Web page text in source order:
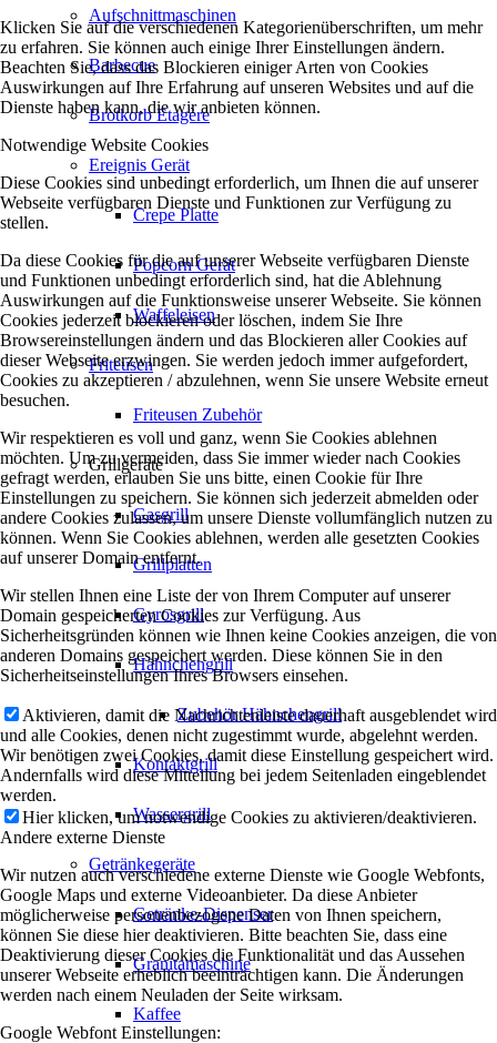
Aufschnittmaschinen
Barbecue
Brotkorb Etagère
Ereignis Gerät
Crepe Platte
Popcorn Gerät
Waffeleisen
Friteusen
Friteusen Zubehör
Grillgeräte
Gasgrill
Grillplatten
Gyrosgrill
Hähnchengrill
Zubehör Hähnchengrill
Kontaktgrill
Wassergrill
Getränkegeräte
Getränke-Dispenser
Granitamaschine
Kaffee
Klicken Sie auf die verschiedenen Kategorienüberschriften, um mehr
zu erfahren. Sie können auch einige Ihrer Einstellungen ändern.
Beachten Sie, dass das Blockieren einiger Arten von Cookies
Auswirkungen auf Ihre Erfahrung auf unseren Websites und auf die
Dienste haben kann, die wir anbieten können.
Notwendige Website Cookies
Diese Cookies sind unbedingt erforderlich, um Ihnen die auf unserer
Webseite verfügbaren Dienste und Funktionen zur Verfügung zu
stellen.
Da diese Cookies für die auf unserer Webseite verfügbaren Dienste
und Funktionen unbedingt erforderlich sind, hat die Ablehnung
Auswirkungen auf die Funktionsweise unserer Webseite. Sie können
Cookies jederzeit blockieren oder löschen, indem Sie Ihre
Browsereinstellungen ändern und das Blockieren aller Cookies auf
dieser Webseite erzwingen. Sie werden jedoch immer aufgefordert,
Cookies zu akzeptieren / abzulehnen, wenn Sie unsere Website erneut
besuchen.
Wir respektieren es voll und ganz, wenn Sie Cookies ablehnen
möchten. Um zu vermeiden, dass Sie immer wieder nach Cookies
gefragt werden, erlauben Sie uns bitte, einen Cookie für Ihre
Einstellungen zu speichern. Sie können sich jederzeit abmelden oder
andere Cookies zulassen, um unsere Dienste vollumfänglich nutzen zu
können. Wenn Sie Cookies ablehnen, werden alle gesetzten Cookies
auf unserer Domain entfernt.
Wir stellen Ihnen eine Liste der von Ihrem Computer auf unserer
Domain gespeicherten Cookies zur Verfügung. Aus
Sicherheitsgründen können wie Ihnen keine Cookies anzeigen, die von
anderen Domains gespeichert werden. Diese können Sie in den
Sicherheitseinstellungen Ihres Browsers einsehen.
Aktivieren, damit die Nachrichtenleiste dauerhaft ausgeblendet wird
und alle Cookies, denen nicht zugestimmt wurde, abgelehnt werden.
Wir benötigen zwei Cookies, damit diese Einstellung gespeichert wird.
Andernfalls wird diese Mitteilung bei jedem Seitenladen eingeblendet
werden.
Hier klicken, um notwendige Cookies zu aktivieren/deaktivieren.
Andere externe Dienste
Wir nutzen auch verschiedene externe Dienste wie Google Webfonts,
Google Maps und externe Videoanbieter. Da diese Anbieter
möglicherweise personenbezogene Daten von Ihnen speichern,
können Sie diese hier deaktivieren. Bitte beachten Sie, dass eine
Deaktivierung dieser Cookies die Funktionalität und das Aussehen
unserer Webseite erheblich beeinträchtigen kann. Die Änderungen
werden nach einem Neuladen der Seite wirksam.
Google Webfont Einstellungen: